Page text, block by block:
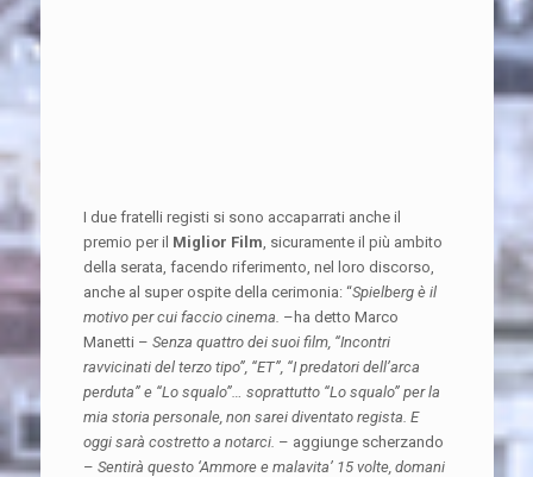
I due fratelli registi si sono accaparrati anche il
premio per il Miglior Film , sicuramente il più ambito
della serata, facendo riferimento, nel loro discorso,
anche al super ospite della cerimonia: “Spielberg è il
motivo per cui faccio cinema. –ha detto Marco
Manetti – Senza quattro dei suoi film, “Incontri
ravvicinati del terzo tipo”, “ET”, “I predatori dell’arca
perduta” e “Lo squalo”… soprattutto “Lo squalo” per la
mia storia personale, non sarei diventato regista. E
oggi sarà costretto a notarci. – aggiunge scherzando
– Sentirà questo ‘Ammore e malavita’ 15 volte, domani